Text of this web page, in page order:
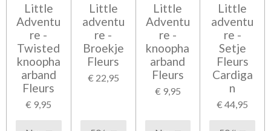
Little
Adventu
re -
Twisted
knoopha
arband
Fleurs
€ 9,95
Little
adventu
re -
Broekje
Fleurs
€ 22,95
Little
Adventu
re -
knoopha
arband
Fleurs
€ 9,95
Little
adventu
re -
Setje
Fleurs
Cardiga
n
€ 44,95